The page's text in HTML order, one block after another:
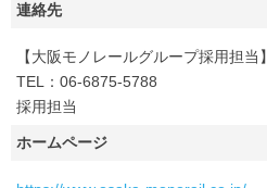
連絡先
【大阪モノレールグループ採用担当】
TEL：06-6875-5788
採用担当
ホームページ